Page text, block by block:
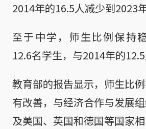
2014年的16.5人减少到2023
至于中学，师生比例保持
12.6名学生，与2014年的12.5
教育部的报告显示，师生比
有改善，与经济合作与发展
及美国、英国和德国等国家相